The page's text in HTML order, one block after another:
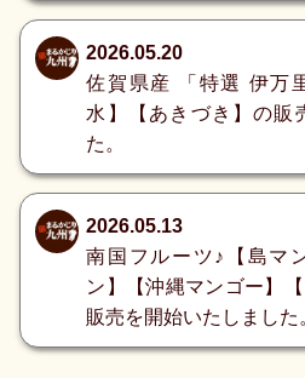
2026.05.20
佐賀県産 「特選 伊万
水】【あきづき】の販
た。
2026.05.13
南国フルーツ♪【島マ
ン】【沖縄マンゴー】
販売を開始いたしました